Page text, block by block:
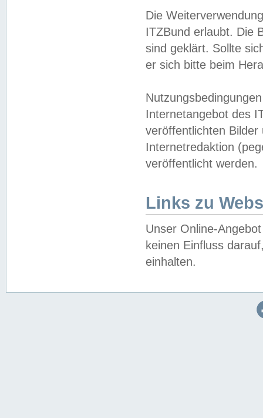
Die
ITZBund erlaubt. Die
sind geklärt. Sollte
er sich bitte beim
Internetangebot des
veröffentlichten
Internetredaktion
veröffentlicht werden.
Links zu
Unser Online-
keinen Einfluss
einhalten.